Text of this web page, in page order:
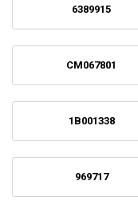
6389915
CM067801
1B001338
969717